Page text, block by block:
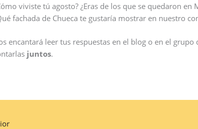
viviste tú agosto? ¿Eras de los que se quedaron
fachada de Chueca te gustaría mostrar en nuestro
encantará leer tus respuestas en el blog o en el
juntos.